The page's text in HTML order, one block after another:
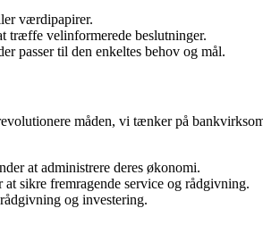
værdipapirer.
træffe velinformerede beslutninger.
passer til den enkeltes behov og mål.
måden, vi tænker på
at administrere deres økonomi.
sikre fremragende service og rådgivning.
og investering.